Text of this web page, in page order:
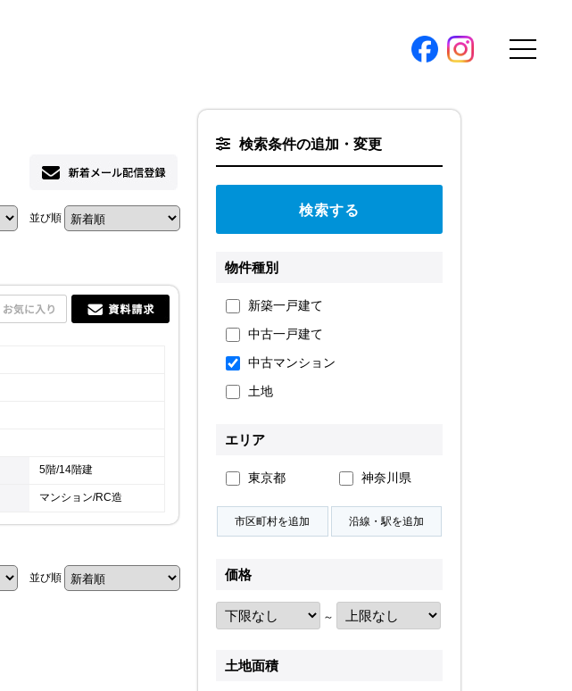
渋谷オフィス（本社）
購入トップ
地図から探す
学区から探す
ログイン
お気に入り物件
物件閲覧履歴
並び順
5階/14階建
マンション/RC造
並び順
検索条件の追加・変更
物件種別
新築一戸建て
中古一戸建て
中古マンション
土地
エリア
東京都 神奈川県
価格
～
土地面積